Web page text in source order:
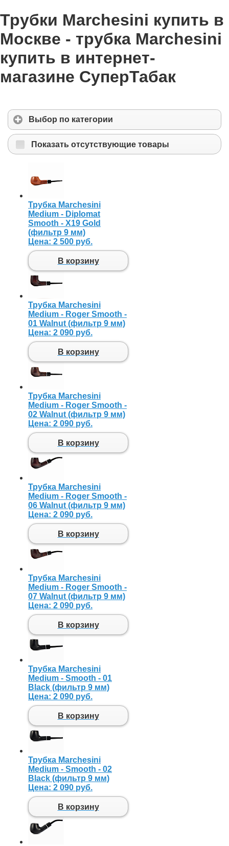
Трубки Marchesini купить в
Москве - трубка Marchesini
купить в интернет-
магазине СуперТабак
Выбор по категории
Показать отсутствующие товары
Трубка Marchesini
Medium - Diplomat
Smooth - X19 Gold
(фильтр 9 мм)
Цена: 2 500 руб.
В корзину
Трубка Marchesini
Medium - Roger Smooth -
01 Walnut (фильтр 9 мм)
Цена: 2 090 руб.
В корзину
Трубка Marchesini
Medium - Roger Smooth -
02 Walnut (фильтр 9 мм)
Цена: 2 090 руб.
В корзину
Трубка Marchesini
Medium - Roger Smooth -
06 Walnut (фильтр 9 мм)
Цена: 2 090 руб.
В корзину
Трубка Marchesini
Medium - Roger Smooth -
07 Walnut (фильтр 9 мм)
Цена: 2 090 руб.
В корзину
Трубка Marchesini
Medium - Smooth - 01
Black (фильтр 9 мм)
Цена: 2 090 руб.
В корзину
Трубка Marchesini
Medium - Smooth - 02
Black (фильтр 9 мм)
Цена: 2 090 руб.
В корзину